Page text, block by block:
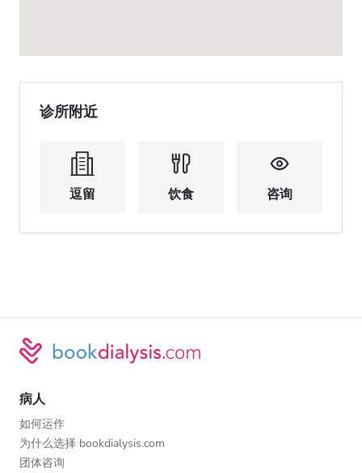
诊所附近
逗留 饮食 咨询
病人
如何运作
为什么选择 bookdialysis.com
团体咨询